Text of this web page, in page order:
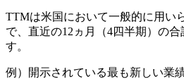
TTMは米国において一般的に用い
で、直近の12ヵ月（4四半期）の
す。
例）開示されている最も新しい業